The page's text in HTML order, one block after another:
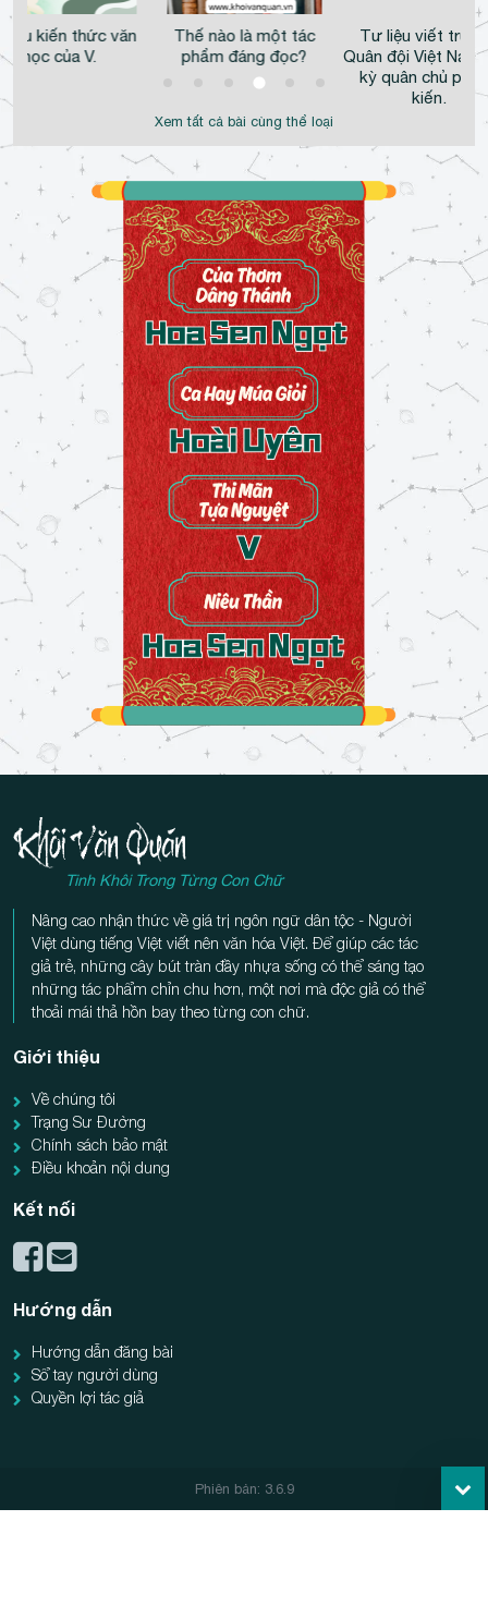
liệu kiến thức văn
học của V.
Thế nào là một tác
phẩm đáng đọc?
Tư liệu viết
Quân đội Việt Nam
kỳ quân chủ
kiến.
Xem tất cả bài cùng thể loại
Tinh Khôi Trong Từng Con Chữ
Nâng cao nhận thức về giá trị ngôn ngữ dân tộc - Người
Việt dùng tiếng Việt viết nên văn hóa Việt. Để giúp các tác
giả trẻ, những cây bút tràn đầy nhựa sống có thể sáng tạo
những tác phẩm chỉn chu hơn, một nơi mà độc giả có thể
thoải mái thả hồn bay theo từng con chữ.
Giới thiệu
Về chúng tôi
Trạng Sư Đường
Chính sách bảo mật
Điều khoản nội dung
Kết nối
Hướng dẫn
Hướng dẫn đăng bài
Sổ tay người dùng
Quyền lợi tác giả
Phiên bản: 3.6.9